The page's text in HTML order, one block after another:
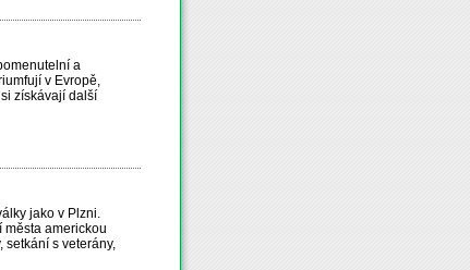
a
v Evropě,
získávají další
jako v Plzni.
americkou
setkání s veterány,